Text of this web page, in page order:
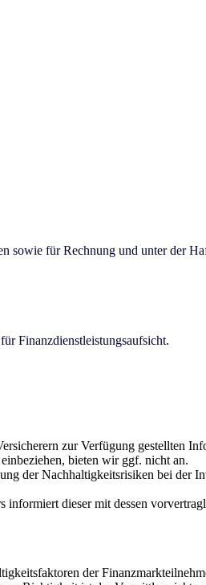
sowie für Rechnung und unter der
Finanzdienstleistungsaufsicht.
zur Verfügung gestellten
bieten wir ggf. nicht an.
der Nachhaltigkeitsrisiken bei der
dieser mit dessen
der